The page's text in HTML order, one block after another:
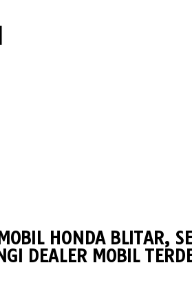
HONDA BLITAR,
DEALER MOBIL